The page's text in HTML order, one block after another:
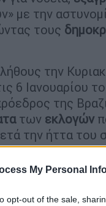
My Personal
opt-out of the sale,
με την
τους
την
6 Ιανουαρίου
της
των εκλογών
την ήττα του